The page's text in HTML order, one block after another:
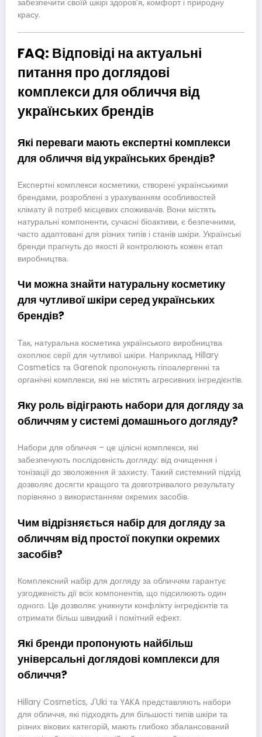
забезпечити своїй шкірі здоров’я, комфорт і природну
красу.
FAQ: Відповіді на актуальні
питання про доглядові
комплекси для обличчя від
українських брендів
Які переваги мають експертні комплекси
для обличчя від українських брендів?
Експертні комплекси косметики, створені українськими
брендами, розроблені з урахуванням особливостей
клімату й потреб місцевих споживачів. Вони містять
натуральні компоненти, сучасні біоактиви, є безпечними,
часто адаптовані для різних типів і станів шкіри. Українські
бренди прагнуть до якості й контролюють кожен етап
виробництва.
Чи можна знайти натуральну косметику
для чутливої шкіри серед українських
брендів?
Так, натуральна косметика українського виробництва
охоплює серії для чутливої шкіри. Наприклад, Hillary
Cosmetics та Garenok пропонують гіпоалергенні та
органічні комплекси, які не містять агресивних інгредієнтів.
Яку роль відіграють набори для догляду за
обличчям у системі домашнього догляду?
Набори для обличчя – це цілісні комплекси, які
забезпечують послідовність догляду: від очищення і
тонізації до зволоження й захисту. Такий системний підхід
дозволяє досягти кращого та довготривалого результату
порівняно з використанням окремих засобів.
Чим відрізняється набір для догляду за
обличчям від простої покупки окремих
засобів?
Комплексний набір для догляду за обличчям гарантує
узгодженість дії всіх компонентів, що підсилюють один
одного. Це дозволяє уникнути конфлікту інгредієнтів та
отримати більш швидкий і помітний ефект.
Які бренди пропонують найбільш
універсальні доглядові комплекси для
обличчя?
Hillary Cosmetics, J'Uki та YAKA представляють набори
для обличчя, які підходять для більшості типів шкіри та
різних вікових категорій, мають глибоко збалансований